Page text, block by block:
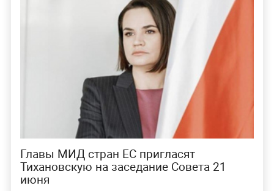
Главы МИД стран ЕС пригласят
Тихановскую на заседание Совета 21
июня